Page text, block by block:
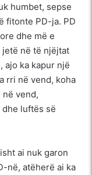
humbet, sepse
fitonte PD-ja. PD
dhe më e
në të njëjtat
ajo ka kapur një
rri në vend, koha
vend,
luftës së
ai nuk garon
në, atëherë ai ka